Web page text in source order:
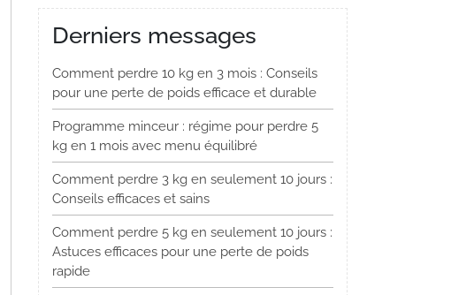
Derniers messages
Comment perdre 10 kg en 3 mois : Conseils
pour une perte de poids efficace et durable
Programme minceur : régime pour perdre 5
kg en 1 mois avec menu équilibré
Comment perdre 3 kg en seulement 10 jours :
Conseils efficaces et sains
Comment perdre 5 kg en seulement 10 jours :
Astuces efficaces pour une perte de poids
rapide